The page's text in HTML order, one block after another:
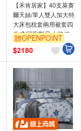
【禾肯居家】40支萊賽
爾天絲/單人雙人加大特
大床包枕套兩用被套四
件式/可客製尺寸/快速
出貨/台灣製造/親膚透
氣/多款花色
贈OPENPOINT
$2180